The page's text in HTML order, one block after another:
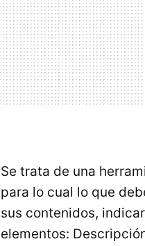
Se trata de una
para lo cual lo que
sus contenidos,
elementos: